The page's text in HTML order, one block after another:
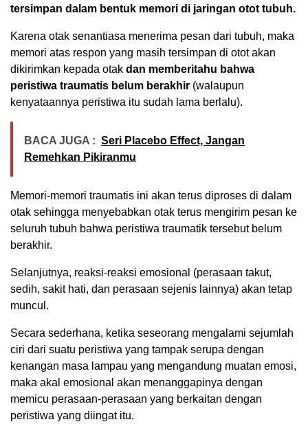
tersimpan dalam bentuk memori di jaringan otot tubuh.
Karena otak senantiasa menerima pesan dari tubuh, maka
memori atas respon yang masih tersimpan di otot akan
dikirimkan kepada otak dan memberitahu bahwa
peristiwa traumatis belum berakhir (walaupun
kenyataannya peristiwa itu sudah lama berlalu).
BACA JUGA : Seri Placebo Effect, Jangan
Remehkan Pikiranmu
Memori-memori traumatis ini akan terus diproses di dalam
otak sehingga menyebabkan otak terus mengirim pesan ke
seluruh tubuh bahwa peristiwa traumatik tersebut belum
berakhir.
Selanjutnya, reaksi-reaksi emosional (perasaan takut,
sedih, sakit hati, dan perasaan sejenis lainnya) akan tetap
muncul.
Secara sederhana, ketika seseorang mengalami sejumlah
ciri dari suatu peristiwa yang tampak serupa dengan
kenangan masa lampau yang mengandung muatan emosi,
maka akal emosional akan menanggapinya dengan
memicu perasaan-perasaan yang berkaitan dengan
peristiwa yang diingat itu.